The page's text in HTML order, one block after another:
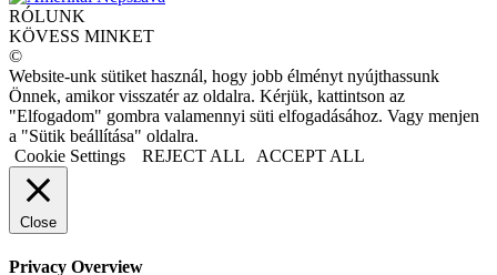
RÓLUNK
KÖVESS MINKET
©
Website-unk sütiket használ, hogy jobb élményt nyújthassunk
Önnek, amikor visszatér az oldalra. Kérjük, kattintson az
"Elfogadom" gombra valamennyi süti elfogadásához. Vagy menjen
a "Sütik beállítása" oldalra.
Cookie Settings
REJECT ALL ACCEPT ALL
Close
Privacy Overview